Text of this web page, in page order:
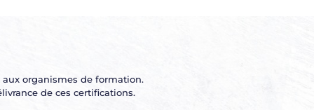
aux organismes de formation.
de ces certifications.